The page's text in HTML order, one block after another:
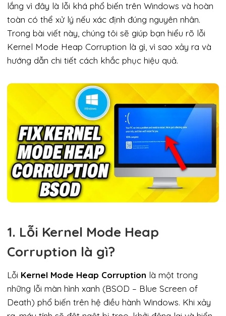
lắng vì đây là lỗi khá phổ biến trên Windows và hoàn
toàn có thể xử lý nếu xác định đúng nguyên nhân.
Trong bài viết này, chúng tôi sẽ giúp bạn hiểu rõ lỗi
Kernel Mode Heap Corruption là gì, vì sao xảy ra và
hướng dẫn chi tiết cách khắc phục hiệu quả.
1. Lỗi Kernel Mode Heap
Corruption là gì?
Lỗi Kernel Mode Heap Corruption là một trong
những lỗi màn hình xanh (BSOD – Blue Screen of
Death) phổ biến trên hệ điều hành Windows. Khi xảy